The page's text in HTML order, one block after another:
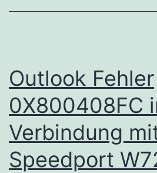
Outlook Fehler
0X800408FC
Verbindung
Speedport